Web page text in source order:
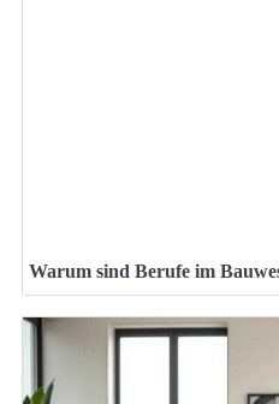
Warum sind Berufe im